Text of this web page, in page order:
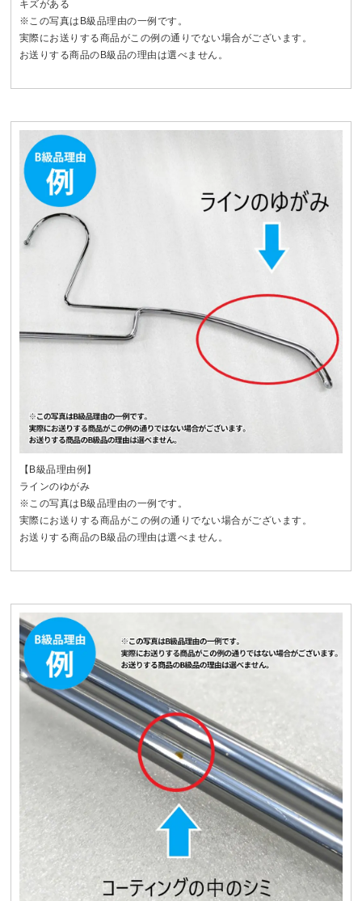
キズがある
※この写真はB級品理由の一例です。
実際にお送りする商品がこの例の通りでない場合がございます。
お送りする商品のB級品の理由は選べません。
【B級品理由例】
ラインのゆがみ
※この写真はB級品理由の一例です。
実際にお送りする商品がこの例の通りでない場合がございます。
お送りする商品のB級品の理由は選べません。